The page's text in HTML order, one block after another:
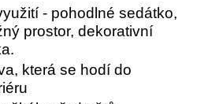
- pohodlné sedátko,
prostor, dekorativní
která se hodí do